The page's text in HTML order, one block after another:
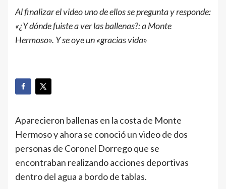
Al finalizar el video uno de ellos se pregunta y responde:
«¿Y dónde fuiste a ver las ballenas?: a Monte
Hermoso». Y se oye un «gracias vida»
Aparecieron ballenas en la costa de Monte
Hermoso y ahora se conoció un video de dos
personas de Coronel Dorrego que se
encontraban realizando acciones deportivas
dentro del agua a bordo de tablas.